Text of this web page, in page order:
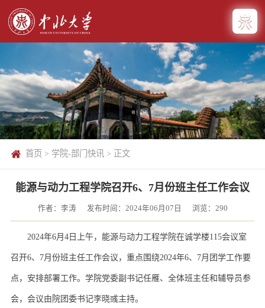
首页 > 学院-部门快讯 > 正文
能源与动力工程学院召开6、7月份班主任工作会议
作者：李涛 发布时间：2024年06月07日 浏览： 290
2024年6月4日上午，能源与动力工程学院在诚学楼115会议室
召开6、7月份班主任工作会议，重点围绕2024年6、7月团学工作要
点，安排部署工作。学院党委副书记任雁、全体班主任和辅导员参
会，会议由院团委书记李晓彧主持。